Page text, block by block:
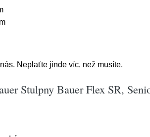
Neplaťte jinde víc, než musíte.
Stulpny Bauer Flex SR,